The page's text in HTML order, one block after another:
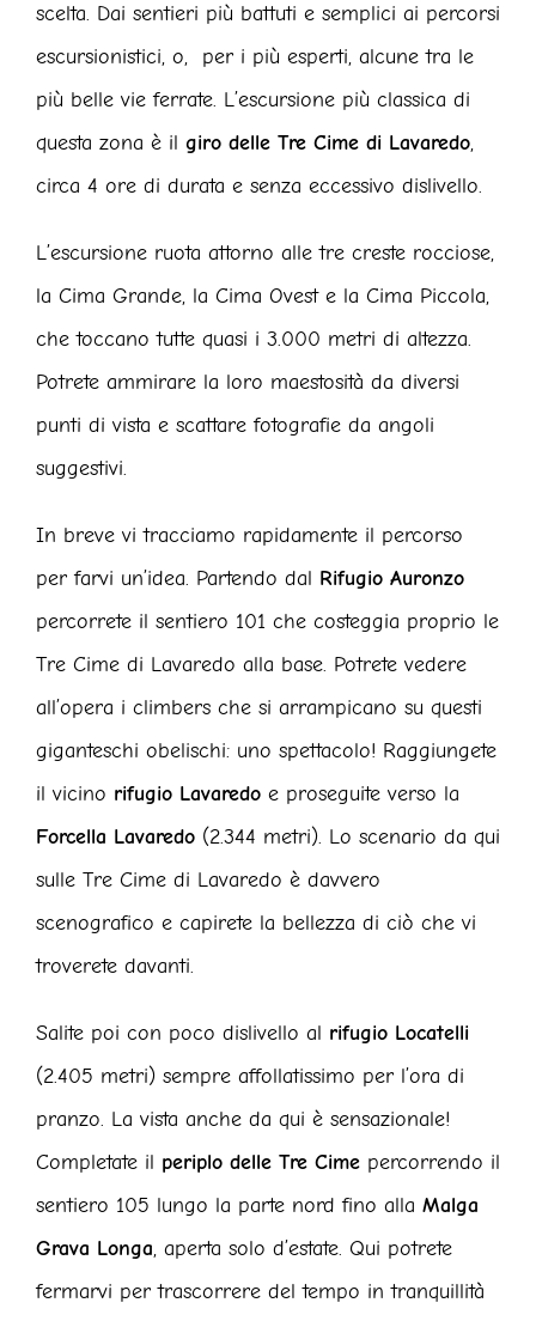
scelta. Dai sentieri più battuti e semplici ai percorsi
escursionistici, o, per i più esperti, alcune tra le
più belle vie ferrate. L’escursione più classica di
questa zona è il giro delle Tre Cime di Lavaredo,
circa 4 ore di durata e senza eccessivo dislivello.
L’escursione ruota attorno alle tre creste rocciose,
la Cima Grande, la Cima Ovest e la Cima Piccola,
che toccano tutte quasi i 3.000 metri di altezza.
Potrete ammirare la loro maestosità da diversi
punti di vista e scattare fotografie da angoli
suggestivi.
In breve vi tracciamo rapidamente il percorso
per farvi un’idea. Partendo dal Rifugio Auronzo
percorrete il sentiero 101 che costeggia proprio le
Tre Cime di Lavaredo alla base. Potrete vedere
all’opera i climbers che si arrampicano su questi
giganteschi obelischi: uno spettacolo! Raggiungete
il vicino rifugio Lavaredo e proseguite verso la
Forcella Lavaredo (2.344 metri). Lo scenario da qui
sulle Tre Cime di Lavaredo è davvero
scenografico e capirete la bellezza di ciò che vi
troverete davanti.
Salite poi con poco dislivello al rifugio Locatelli
(2.405 metri) sempre affollatissimo per l’ora di
pranzo. La vista anche da qui è sensazionale!
Completate il periplo delle Tre Cime percorrendo il
sentiero 105 lungo la parte nord fino alla Malga
Grava Longa, aperta solo d’estate. Qui potrete
fermarvi per trascorrere del tempo in tranquillità